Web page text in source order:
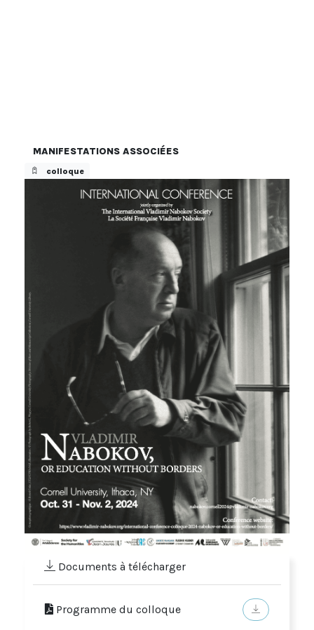
MANIFESTATIONS ASSOCIÉES
colloque
Documents à télécharger
Programme du colloque